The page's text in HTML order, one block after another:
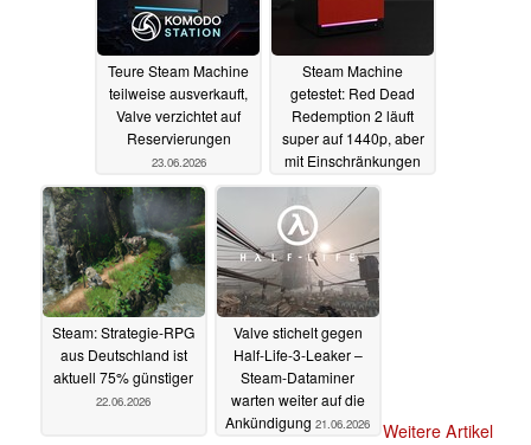
Teure Steam Machine
teilweise ausverkauft,
Valve verzichtet auf
Reservierungen
23.06.2026
Steam Machine
getestet: Red Dead
Redemption 2 läuft
super auf 1440p, aber
mit Einschränkungen
22.06.2026
Steam: Strategie-RPG
aus Deutschland ist
aktuell 75% günstiger
22.06.2026
Valve stichelt gegen
Half-Life-3-Leaker –
Steam-Dataminer
warten weiter auf die
Ankündigung 21.06.2026
Weitere Artikel